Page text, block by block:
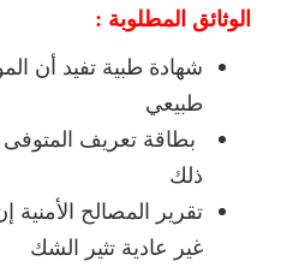
الوثائق المطلوبة :
شهادة طبية تفيد أن
طبيعي
بطاقة تعريف
ذلك
تقرير المصالح
غير عادية تثير الشك